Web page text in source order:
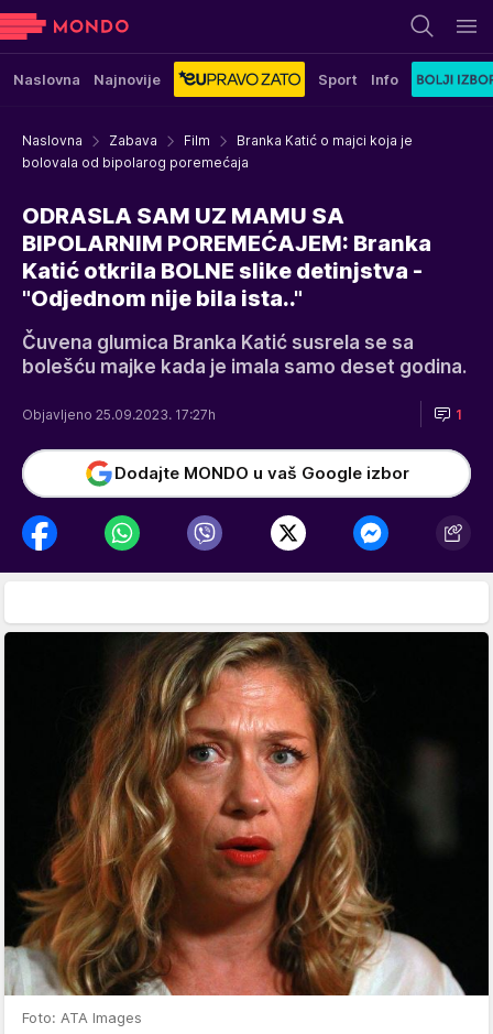
Naslovna Najnovije Sport Info
Naslovna Zabava Film
Branka Katić o majci koja je
bolovala od bipolarog poremećaja
ODRASLA SAM UZ MAMU SA
BIPOLARNIM POREMEĆAJEM: Branka
Katić otkrila BOLNE slike detinjstva -
"Odjednom nije bila ista.."
Čuvena glumica Branka Katić susrela se sa
bolešću majke kada je imala samo deset godina.
Objavljeno 25.09.2023. 17:27h 1
Dodajte MONDO u vaš Google izbor
Foto: ATA Images